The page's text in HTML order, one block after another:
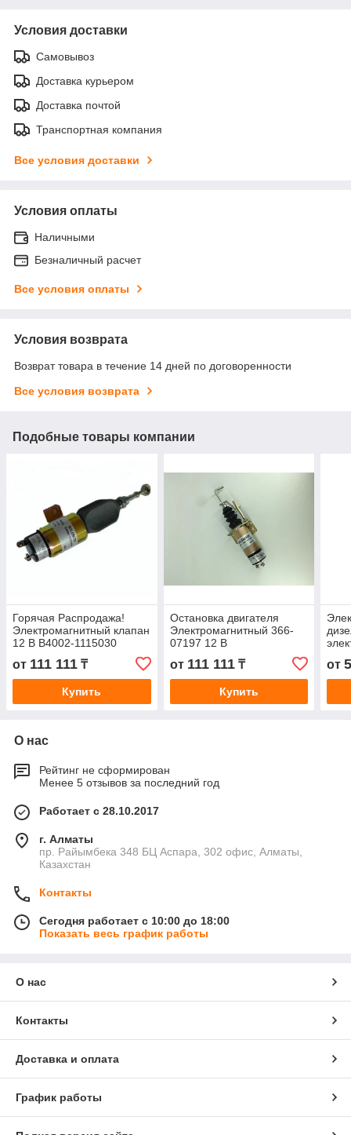
Условия доставки
Самовывоз
Доставка курьером
Доставка почтой
Транспортная компания
Все условия доставки
Условия оплаты
Наличными
Безналичный расчет
Все условия оплаты
Условия возврата
Возврат товара в течение 14 дней по договоренности
Все условия возврата
Подобные товары компании
Горячая Распродажа!
Электромагнитный клапан
12 В B4002-1115030
остановки двигателя
solemoid
от 111 111 ₸
Купить
Остановка двигателя
Электромагнитный 366-
07197 12 В
электромагнитный клапан
36607197
от 111 111₸
Купить
от
О нас
Рейтинг не сформирован
Менее 5 отзывов за последний год
Работает с 28.10.2017
г. Алматы
пр. Райымбека 348 БЦ Аспара, 302 офис, Алматы,
Казахстан
Контакты
Сегодня работает с 10:00 до 18:00
Показать весь график работы
О нас
Контакты
Доставка и оплата
График работы